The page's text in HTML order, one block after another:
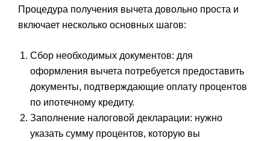
Процедура получения вычета довольно проста и
включает несколько основных шагов:
Сбор необходимых документов: для
оформления вычета потребуется предоставить
документы, подтверждающие оплату процентов
по ипотечному кредиту.
Заполнение налоговой декларации: нужно
указать сумму процентов, которую вы